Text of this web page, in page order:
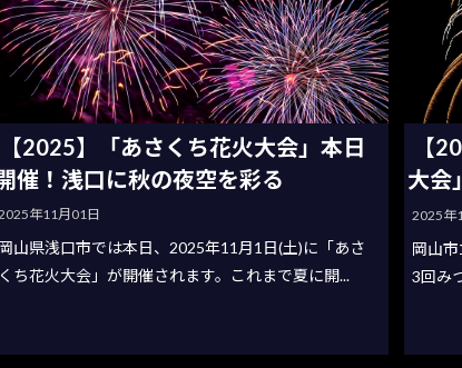
【2025】「あさくち花火大会」本日
催！浅口に秋の夜空を彩る
年11月01日
岡山県浅口市では本日、2025年11月1日(土)に「あさ
くち花火大会」が開催されます。これまで夏に開...
【
大会
2025年
岡山
3回み